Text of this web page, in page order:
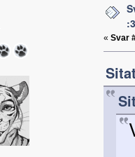
:3
« Svar